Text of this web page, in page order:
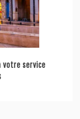
votre service